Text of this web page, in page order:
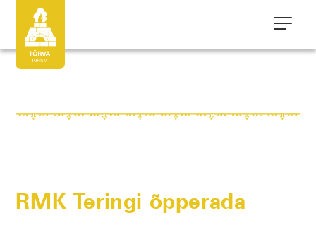
RMK Teringi õpperada